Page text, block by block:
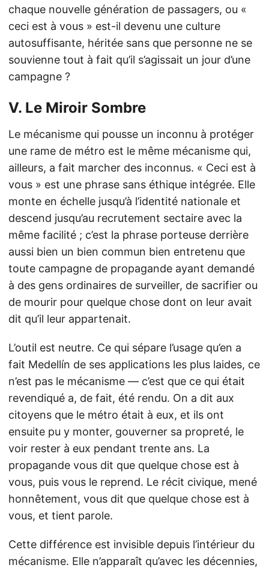
chaque nouvelle génération de passagers, ou «
ceci est à vous » est-il devenu une culture
autosuffisante, héritée sans que personne ne se
souvienne tout à fait qu’il s’agissait un jour d’une
campagne ?
V. Le Miroir Sombre
Le mécanisme qui pousse un inconnu à protéger
une rame de métro est le même mécanisme qui,
ailleurs, a fait marcher des inconnus. « Ceci est à
vous » est une phrase sans éthique intégrée. Elle
monte en échelle jusqu’à l’identité nationale et
descend jusqu’au recrutement sectaire avec la
même facilité ; c’est la phrase porteuse derrière
aussi bien un bien commun bien entretenu que
toute campagne de propagande ayant demandé
à des gens ordinaires de surveiller, de sacrifier ou
de mourir pour quelque chose dont on leur avait
dit qu’il leur appartenait.
L’outil est neutre. Ce qui sépare l’usage qu’en a
fait Medellín de ses applications les plus laides, ce
n’est pas le mécanisme — c’est que ce qui était
revendiqué a, de fait, été rendu. On a dit aux
citoyens que le métro était à eux, et ils ont
ensuite pu y monter, gouverner sa propreté, le
voir rester à eux pendant trente ans. La
propagande vous dit que quelque chose est à
vous, puis vous le reprend. Le récit civique, mené
honnêtement, vous dit que quelque chose est à
vous, et tient parole.
Cette différence est invisible depuis l’intérieur du
mécanisme. Elle n’apparaît qu’avec les décennies,